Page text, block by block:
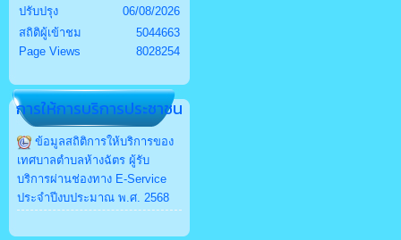
ปรับปรุง
06/08/2026
สถิติผู้เข้าชม
5044663
Page Views
8028254
การให้การบริการประชาชน
ข้อมูลสถิติการให้บริการของ
เทศบาลตำบลห้างฉัตร ผู้รับ
บริการผ่านช่องทาง E-Service
ประจำปีงบประมาณ พ.ศ. 2568